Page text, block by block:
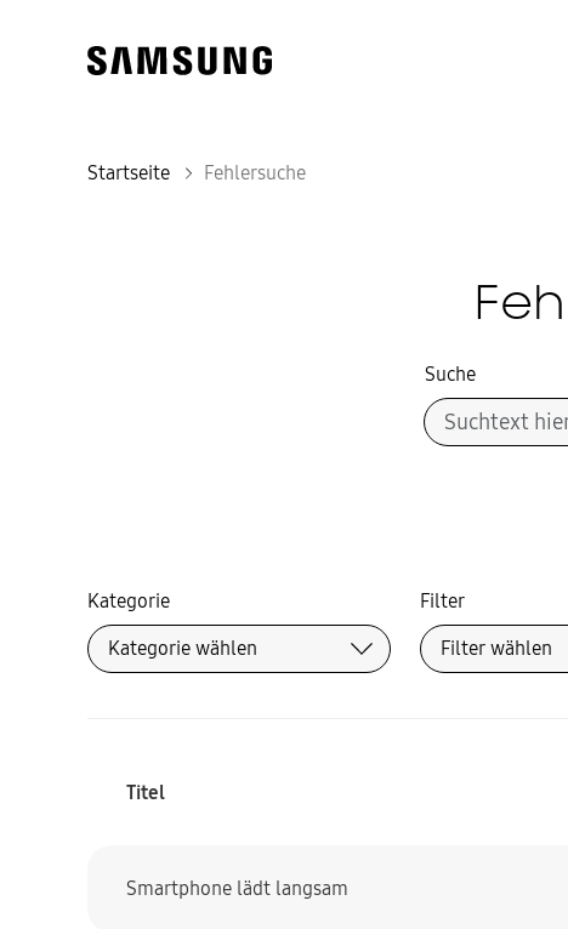
Startseite Fehlersuche
Suche
Kategorie
Filter
Titel
Smartphone lädt langsam